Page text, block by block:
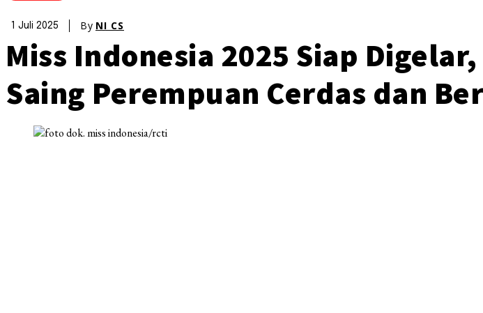
1 Juli 2025 By NI CS
Miss Indonesia 2025 Siap
Saing Perempuan Cerdas dan